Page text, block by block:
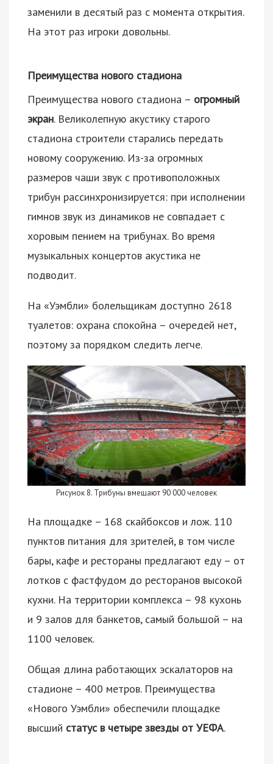
заменили в десятый раз с момента открытия.
На этот раз игроки довольны.
Преимущества нового стадиона
Преимущества нового стадиона – огромный
экран. Великолепную акустику старого
стадиона строители старались передать
новому сооружению. Из-за огромных
размеров чаши звук с противоположных
трибун рассинхронизируется: при исполнении
гимнов звук из динамиков не совпадает с
хоровым пением на трибунах. Во время
музыкальных концертов акустика не
подводит.
На «Уэмбли» болельщикам доступно 2618
туалетов: охрана спокойна – очередей нет,
поэтому за порядком следить легче.
Рисунок 8. Трибуны вмещают 90 000 человек
На площадке – 168 скайбоксов и лож. 110
пунктов питания для зрителей, в том числе
бары, кафе и рестораны предлагают еду – от
лотков с фастфудом до ресторанов высокой
кухни. На территории комплекса – 98 кухонь
и 9 залов для банкетов, самый большой – на
1100 человек.
Общая длина работающих эскалаторов на
стадионе – 400 метров. Преимущества
«Нового Уэмбли» обеспечили площадке
высший статус в четыре звезды от УЕФА.